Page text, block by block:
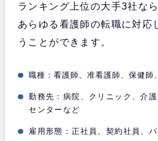
ランキング上位の大手3社な
あらゆる看護師の転職に対応
うことができます。
職種：看護師、准看護師、保健師
勤務先：病院、クリニック、介
センターなど
雇用形態：正社員、契約社員、